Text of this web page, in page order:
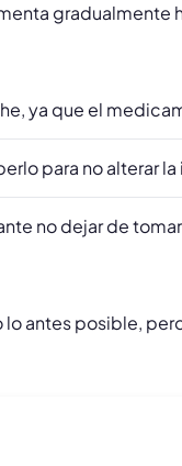
ya que el
para no alterar
no dejar de
antes posible,